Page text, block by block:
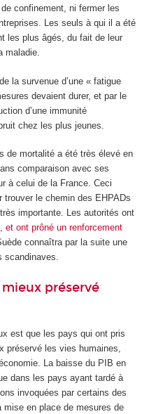
confinement, ni fermer les
Les seuls à qui il a été
les plus âgés, du fait de leur
maladie.
la survenue d’une « fatigue
devaient durer, et par le
d’une immunité
chez les plus jeunes.
de mortalité a été très élevé en
comparaison avec ses
à celui de la France. Ceci
trouver le chemin des EHPADs
importante. Les autorités ont
et ont prôné un renforcement
connaîtra par la suite une
scandinaves.
préservé
est que les pays qui ont pris
préservé les vies humaines,
La baisse du PIB en
dans les pays ayant tardé à
invoquées par certains des
mise en place de mesures de